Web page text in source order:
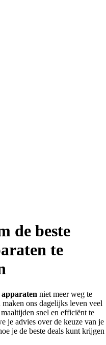
de beste
te
niet meer weg te
ons dagelijks leven veel
snel en efficiënt te
je advies over de keuze van je
je de beste deals kunt krijgen